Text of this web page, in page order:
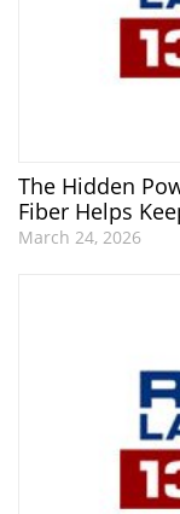
The Hidden
Fiber Helps
March 24, 2026